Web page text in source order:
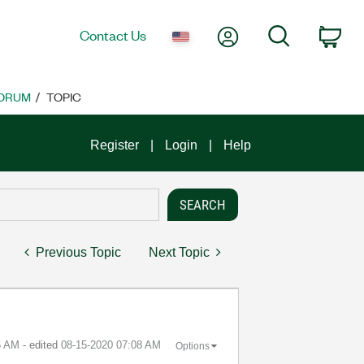
Contact Us My AccountSearch
TOPIC
Register Login Help
Previous Topic Next Topic
AM - edited ‎08-15-2020 07:08 AM Options